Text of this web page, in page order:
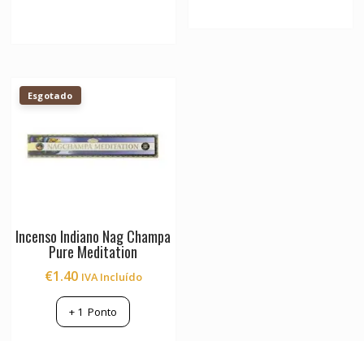
Esgotado
Incenso Indiano Nag Champa
Pure Meditation
€1.40 IVA Incluído
+ 1 Ponto